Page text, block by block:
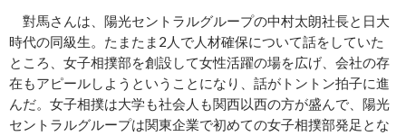
對馬さんは、陽光セントラルグループの中村太朗社長と日大
時代の同級生。たまたま2人で人材確保について話をしていた
ところ、女子相撲部を創設して女性活躍の場を広げ、会社の存
在もアピールしようということになり、話がトントン拍子に進
んだ。女子相撲は大学も社会人も関西以西の方が盛んで、陽光
セントラルグループは関東企業で初めての女子相撲部発足とな